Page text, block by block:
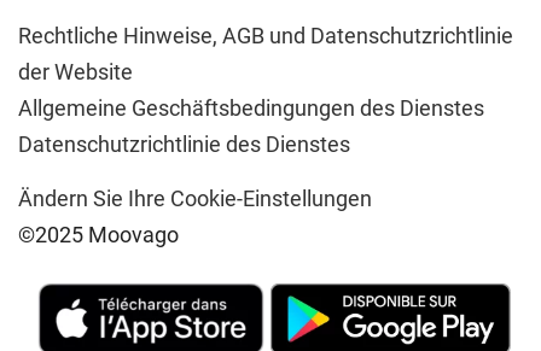
Rechtliche Hinweise, AGB und Datenschutzrichtlinie
der Website
Allgemeine Geschäftsbedingungen des Dienstes
Datenschutzrichtlinie des Dienstes
Ändern Sie Ihre Cookie-Einstellungen
©2025 Moovago